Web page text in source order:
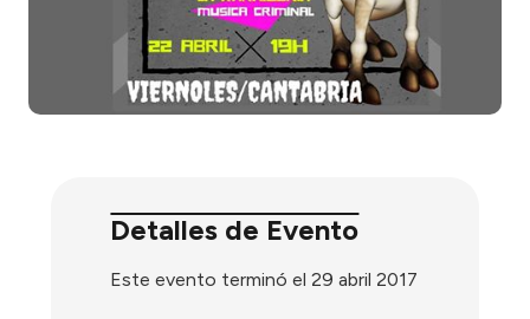
Detalles de Evento
Este evento terminó el 29 abril 2017